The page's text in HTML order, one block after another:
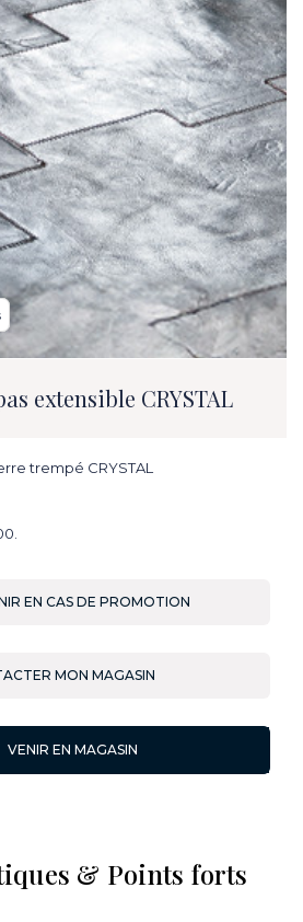
extensible CRYSTAL
trempé CRYSTAL
EN CAS DE PROMOTION
MON MAGASIN
VENIR EN MAGASIN
& Points forts